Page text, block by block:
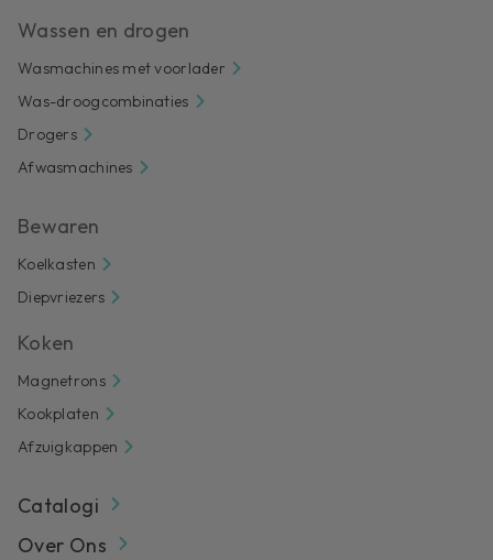
Wassen en drogen
Wasmachines met voorlader
Was-droogcombinaties
Drogers
Afwasmachines
Bewaren
Koelkasten
Diepvriezers
Koken
Magnetrons
Kookplaten
Afzuigkappen
Catalogi
Over Ons